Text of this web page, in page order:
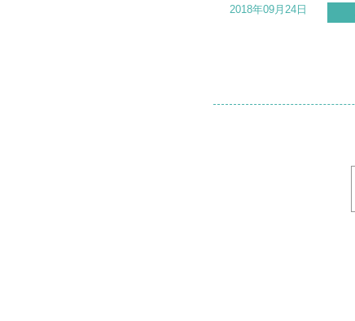
2018年09月24日